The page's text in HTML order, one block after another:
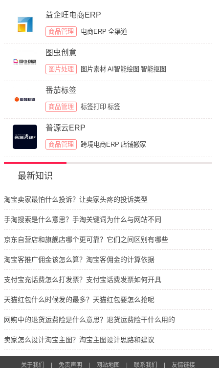
益企旺电商ERP
商品管理 电商ERP 全渠道
图虫创意
图片处理 图片素材 AI智能绘图 智能抠图
番茄标签
商品管理 标签打印 标签
普源云ERP
商品管理 跨境电商ERP 店铺搬家
最新知识
淘宝卖家最怕什么投诉？让卖家头疼的投诉类型
手淘搜索是什么意思？手淘关键词为什么与网站不同
京东自营店和旗舰店哪个更可靠？它们之间区别有哪些
淘宝客推广佣金该怎么算？淘宝客佣金的计算依据
支付宝充话费怎么打发票？支付宝话费发票如何开具
天猫红包什么时候发的最多？天猫红包要怎么抢呢
网购中的退货运费险是什么意思？退货运费险干什么用的
卖家怎么设计淘宝主图？淘宝主图设计思路和建议
关于我们 免责声明 网站地图 联系我们 友情链接